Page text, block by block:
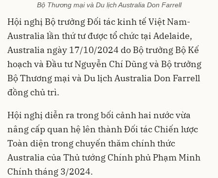
Bộ Thương mại và Du lịch Australia Don Farrell
Hội nghị Bộ trưởng Đối tác kinh tế Việt Nam-
Australia lần thứ tư được tổ chức tại Adelaide,
Australia ngày 17/10/2024 do Bộ trưởng Bộ Kế
hoạch và Đầu tư Nguyễn Chí Dũng và Bộ trưởng
Bộ Thương mại và Du lịch Australia Don Farrell
đồng chủ trì.
Hội nghị diễn ra trong bối cảnh hai nước vừa
nâng cấp quan hệ lên thành Đối tác Chiến lược
Toàn diện trong chuyến thăm chính thức
Australia của Thủ tướng Chính phủ Phạm Minh
Chính tháng 3/2024.